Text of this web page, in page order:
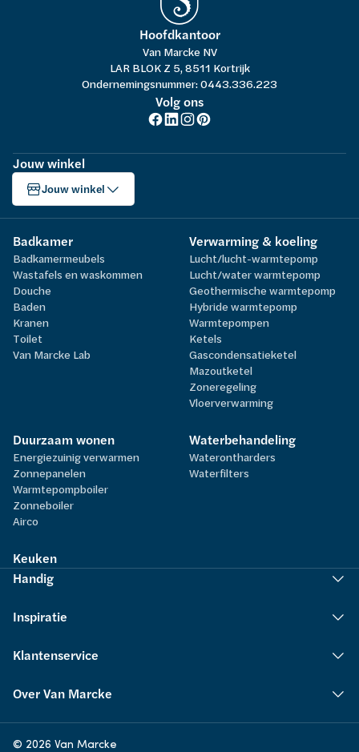
Hoofdkantoor
Van Marcke NV
LAR BLOK Z 5, 8511 Kortrijk
Ondernemingsnummer: 0443.336.223
Volg ons
Jouw winkel
Jouw winkel
Badkamer
Badkamermeubels
Wastafels en waskommen
Douche
Baden
Kranen
Toilet
Van Marcke Lab
Verwarming & koeling
Lucht/lucht-warmtepomp
Lucht/water warmtepomp
Geothermische warmtepomp
Hybride warmtepomp
Warmtepompen
Ketels
Gascondensatieketel
Mazoutketel
Zoneregeling
Vloerverwarming
Duurzaam wonen
Energiezuinig verwarmen
Zonnepanelen
Warmtepompboiler
Zonneboiler
Airco
Waterbehandeling
Waterontharders
Waterfilters
Keuken
Handig
Inspiratie
Klantenservice
Over Van Marcke
© 2026 Van Marcke